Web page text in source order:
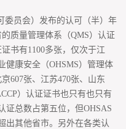
员会）发布的认可（半）年
质量管理体系（QMS）认证
书有1100多张，仅次于江
健康安全（OHSMS）管理体
607张、江苏470张、山东
）认证证书也只有也只有
证总数占第五位，但OHSAS
出其他省市。另外在各类认